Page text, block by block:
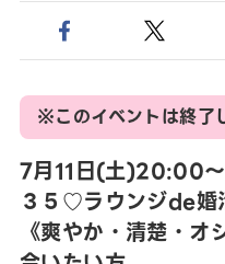
※このイベントは終了
7月11日(土)20:00
３５♡ラウンジde婚
《爽やか・清楚・